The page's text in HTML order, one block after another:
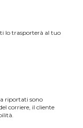
lo trasporterà al tuo
riportati sono
corriere, il cliente